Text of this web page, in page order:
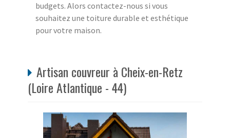
budgets. Alors contactez-nous si vous
souhaitez une toiture durable et esthétique
pour votre maison.
Artisan couvreur à Cheix-en-Retz
(Loire Atlantique - 44)